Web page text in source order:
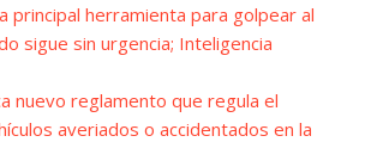
principal herramienta para golpear al
sigue sin urgencia; Inteligencia
nuevo reglamento que regula el
averiados o accidentados en la